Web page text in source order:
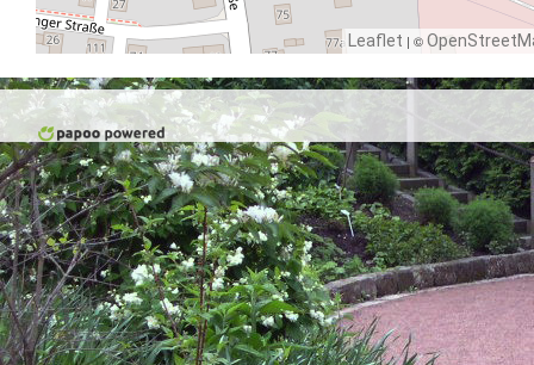
Leaflet | ©